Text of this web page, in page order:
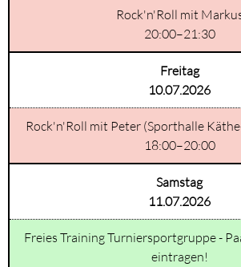
Rock'n'Roll mit
20:00–21:30
Freitag
10.07.2026
Rock'n'Roll mit Peter (Sporthalle
18:00–20:00
Samstag
11.07.2026
Freies Training Turniersportgruppe -
eintragen!